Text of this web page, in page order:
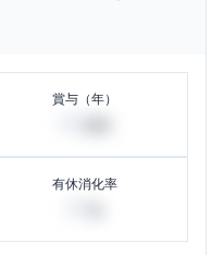
賞与（年）
有休消化率